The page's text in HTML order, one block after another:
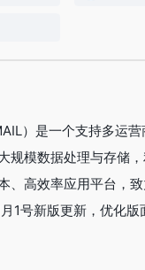
）是一个支持多运
规模数据处理与存储
、高效率应用平台，
1号新版更新，优化